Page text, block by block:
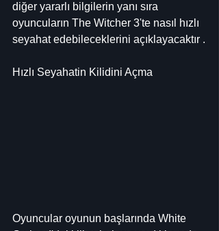
diğer yararlı bilgilerin yanı sıra
oyuncuların The Witcher 3'te nasıl hızlı
seyahat edebileceklerini açıklayacaktır .
Hızlı Seyahatin Kilidini Açma
Oyuncular oyunun başlarında White